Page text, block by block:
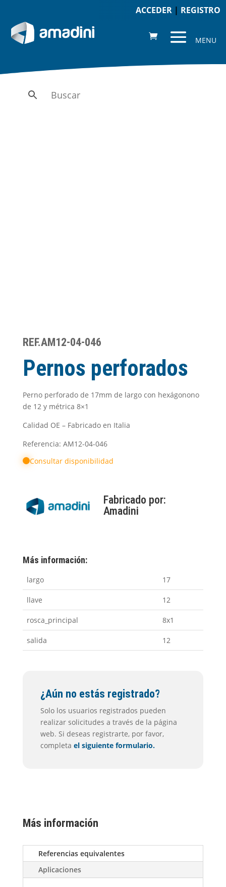
ACCEDER| REGISTRO
REF.AM12-04-046
Pernos perforados
Perno perforado de 17mm de largo con hexágonono
de 12 y métrica 8×1
Calidad OE – Fabricado en Italia
Referencia: AM12-04-046
Consultar disponibilidad
Fabricado por:
Amadini
Más información:
largo 17
llave 12
rosca_principal 8x1
salida 12
¿Aún no estás registrado?
Solo los usuarios registrados pueden
realizar solicitudes a través de la página
web. Si deseas registrarte, por favor,
completa el siguiente formulario.
Más información
Referencias equivalentes
Aplicaciones